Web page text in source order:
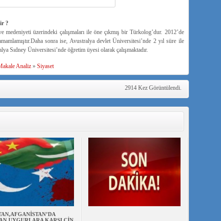
?
üzerindeki çalışmaları ile öne çıkmış bir Türkolog’dur. 2012’de
sonra ise, Avustralya devlet Üniversitesi’nde 2 yıl süre ile
Sıdney Üniversitesi’nde öğretim üyesi olarak çalışmaktadır.
Analiz» Siyaset
2914 Kez Görüntülendi.